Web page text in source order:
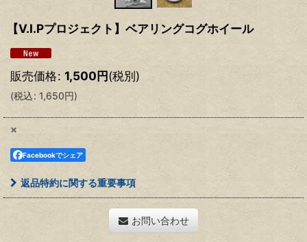
【V.I.Pプロジェクト】ベアリングコグホイール
販売価格: 1,500円(税別)
(税込: 1,650円)
×
Facebookでシェア
返品特約に関する重要事項
お問い合わせ